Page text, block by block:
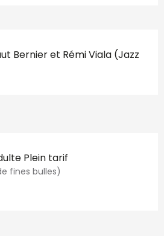
Bernier et Rémi Viala (Jazz
Plein tarif
fines bulles)